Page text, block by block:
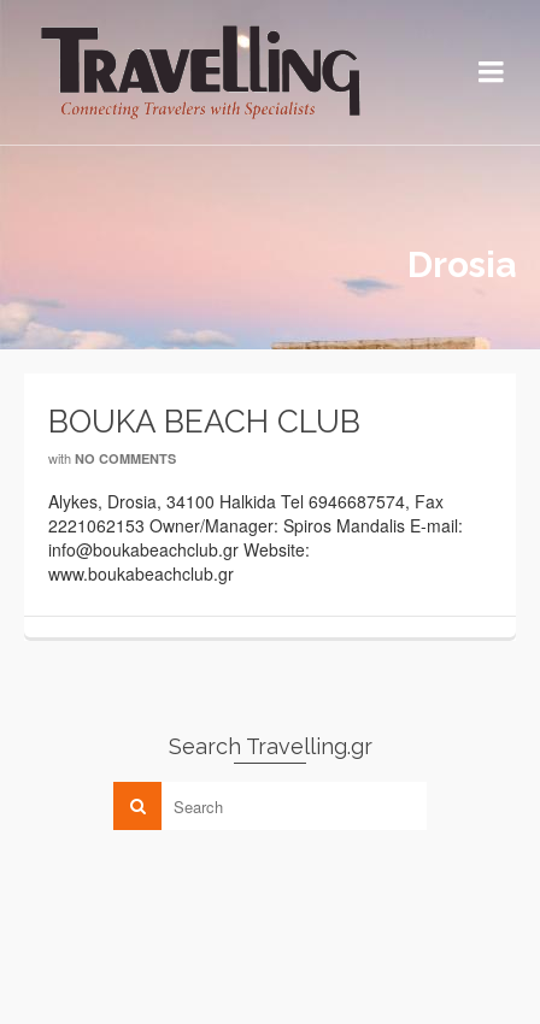
Drosia
BOUKA BEACH CLUB
with NO COMMENTS
Alykes, Drosia, 34100 Halkida Tel 6946687574, Fax
2221062153 Owner/Manager: Spiros Mandalis E-mail:
info@boukabeachclub.gr Website:
www.boukabeachclub.gr
Search Travelling.gr